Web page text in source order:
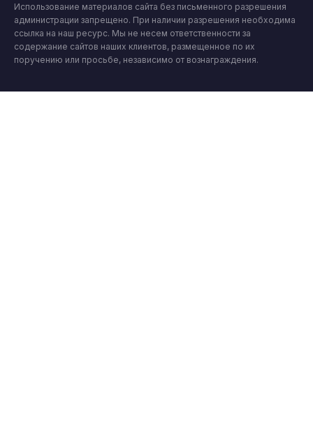
Использование материалов сайта без письменного разрешения
администрации запрещено. При наличии разрешения необходима
ссылка на наш ресурс. Мы не несем ответственности за
содержание сайтов наших клиентов, размещенное по их
поручению или просьбе, независимо от вознаграждения.